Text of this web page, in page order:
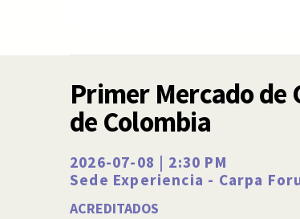
Primer Mercado de
de Colombia
2026-07-08 | 2:30 PM
Sede Experiencia - Carpa
ACREDITADOS